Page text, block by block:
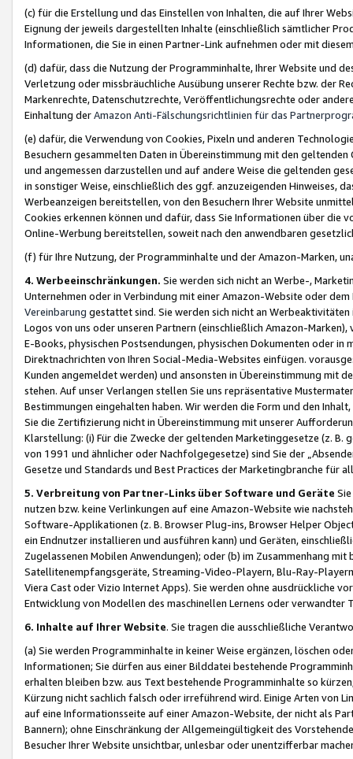
(c) für die Erstellung und das Einstellen von Inhalten, die auf Ihrer
Eignung der jeweils dargestellten Inhalte (einschließlich sämtlicher
Informationen, die Sie in einen Partner-Link aufnehmen oder mit
(d) dafür, dass die Nutzung der Programminhalte, Ihrer Website und
Verletzung oder missbräuchliche Ausübung unserer Rechte bzw. der
Markenrechte, Datenschutzrechte, Veröffentlichungsrechte oder
Einhaltung derAmazon Anti-Fälschungsrichtlinien für das
(e) dafür, die Verwendung von Cookies, Pixeln und anderen
Besuchern gesammelten Daten in Übereinstimmung mit den
und angemessen darzustellen und auf andere Weise die geltenden
in sonstiger Weise, einschließlich des ggf. anzuzeigenden Hinweises,
Werbeanzeigen bereitstellen, von den Besuchern Ihrer Website
Cookies erkennen können und dafür, dass Sie Informationen über die
Online-Werbung bereitstellen, soweit nach den anwendbaren
(f) für Ihre Nutzung, der Programminhalte und der Amazon-Marken,
4. Werbeeinschränkungen. Sie werden sich nicht an Werbe-,
Unternehmen oder in Verbindung mit einer Amazon-Website oder
Vereinbarung gestattet sind. Sie werden sich nicht an
Logos von uns oder unseren Partnern (einschließlich Amazon-
E-Books, physischen Postsendungen, physischen Dokumenten oder in
Direktnachrichten von Ihren Social-Media-Websites einfügen.
Kunden angemeldet werden) und ansonsten in Übereinstimmung mit
stehen. Auf unser Verlangen stellen Sie uns repräsentative
Bestimmungen eingehalten haben. Wir werden die Form und den
Sie die Zertifizierung nicht in Übereinstimmung mit unserer
Klarstellung: (i) Für die Zwecke der geltenden Marketinggesetze (z. B.
von 1991 und ähnlicher oder Nachfolgegesetze) sind Sie der
Gesetze und Standards und Best Practices der Marketingbranche für
5. Verbreitung von Partner-Links über Software und Geräte
nutzen bzw. keine Verlinkungen auf eine Amazon-Website wie
Software-Applikationen (z. B. Browser Plug-ins, Browser Helper
ein Endnutzer installieren und ausführen kann) und Geräten,
Zugelassenen Mobilen Anwendungen); oder (b) im Zusammenhang
Satellitenempfangsgeräte, Streaming-Video-Playern, Blu-Ray-
Viera Cast oder Vizio Internet Apps). Sie werden ohne ausdrückliche
Entwicklung von Modellen des maschinellen Lernens oder
6. Inhalte auf Ihrer Website. Sie tragen die ausschließliche
(a) Sie werden Programminhalte in keiner Weise ergänzen, löschen
Informationen; Sie dürfen aus einer Bilddatei bestehende
erhalten bleiben bzw. aus Text bestehende Programminhalte so
Kürzung nicht sachlich falsch oder irreführend wird. Einige Arten von
auf eine Informationsseite auf einer Amazon-Website, der nicht als
Bannern); ohne Einschränkung der Allgemeingültigkeit des
Besucher Ihrer Website unsichtbar, unlesbar oder unentzifferbar